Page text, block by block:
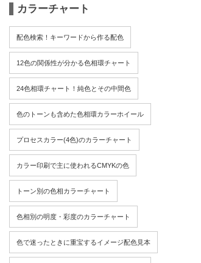
カラーチャート
配色検索！キーワードから作る配色
12色の関係性が分かる色相環チャート
24色相環チャート！純色とその中間色
色のトーンも含めた色相環カラーホイール
プロセスカラー(4色)のカラーチャート
カラー印刷で主に使われるCMYKの色
トーン別の色相カラーチャート
色相別の明度・彩度のカラーチャート
色で迷ったときに重宝するイメージ配色見本